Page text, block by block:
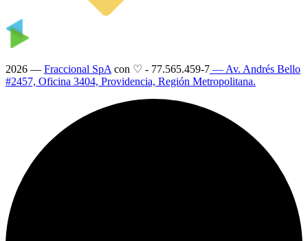
2026 — Fraccional SpA con ♡ - 77.565.459-7 — Av. Andrés Bello
#2457, Oficina 3404, Providencia, Región Metropolitana.